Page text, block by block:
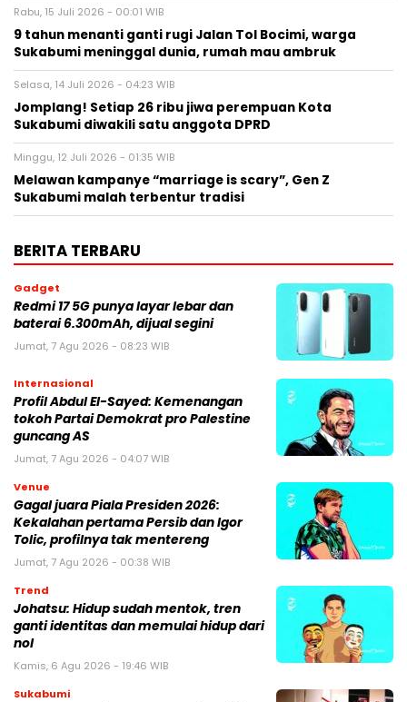
Rabu, 15 Juli 2026 - 00:01 WIB
9 tahun menanti ganti rugi Jalan Tol Bocimi, warga
Sukabumi meninggal dunia, rumah mau ambruk
Selasa, 14 Juli 2026 - 04:23 WIB
Jomplang! Setiap 26 ribu jiwa perempuan Kota
Sukabumi diwakili satu anggota DPRD
Minggu, 12 Juli 2026 - 01:35 WIB
Melawan kampanye “marriage is scary”, Gen Z
Sukabumi malah terbentur tradisi
BERITA TERBARU
Gadget
Redmi 17 5G punya layar lebar dan
baterai 6.300mAh, dijual segini
Jumat, 7 Agu 2026 - 08:23 WIB
Internasional
Profil Abdul El-Sayed: Kemenangan
tokoh Partai Demokrat pro Palestine
guncang AS
Jumat, 7 Agu 2026 - 04:07 WIB
Venue
Gagal juara Piala Presiden 2026:
Kekalahan pertama Persib dan Igor
Tolic, profilnya tak mentereng
Jumat, 7 Agu 2026 - 00:38 WIB
Trend
Johatsu: Hidup sudah mentok, tren
ganti identitas dan memulai hidup dari
nol
Kamis, 6 Agu 2026 - 19:46 WIB
Sukabumi